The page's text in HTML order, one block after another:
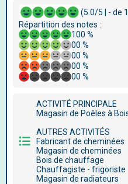
(5.0/5 | - de
Répartition des notes :
100 %
00 %
00 %
00 %
00 %
ACTIVITÉ PRINCIPALE
Magasin de Poêles à
AUTRES ACTIVITÉS
Fabricant de cheminées
Magasin de cheminées
Bois de chauffage
Chauffagiste - frigoriste
Magasin de radiateurs